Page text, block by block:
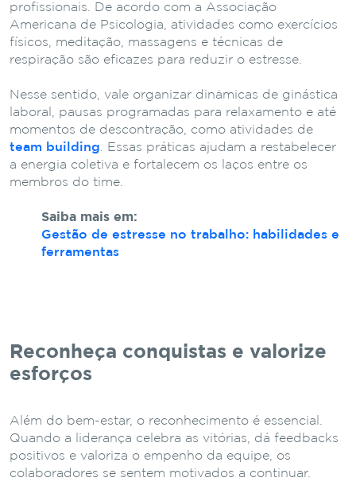
profissionais. De acordo com a Associação
Americana de Psicologia, atividades como exercícios
físicos, meditação, massagens e técnicas de
respiração são eficazes para reduzir o estresse.
Nesse sentido, vale organizar dinâmicas de ginástica
laboral, pausas programadas para relaxamento e até
momentos de descontração, como atividades de
team building . Essas práticas ajudam a restabelecer
a energia coletiva e fortalecem os laços entre os
membros do time.
Saiba mais em:
Gestão de estresse no trabalho: habilidades e
ferramentas
Reconheça conquistas e valorize
esforços
Além do bem-estar, o reconhecimento é essencial.
Quando a liderança celebra as vitórias, dá feedbacks
positivos e valoriza o empenho da equipe, os
colaboradores se sentem motivados a continuar.